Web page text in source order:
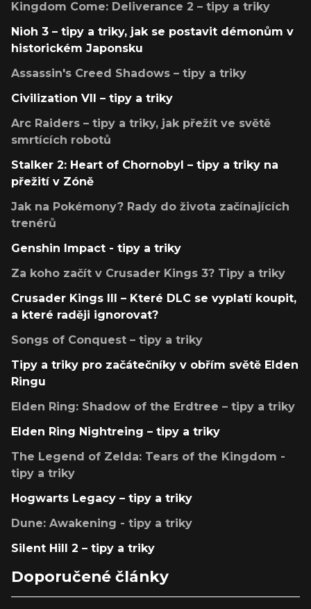
Kingdom Come: Deliverance 2 – tipy a triky
Nioh 3 – tipy a triky, jak se postavit démonům v
historickém Japonsku
Assassin's Creed Shadows – tipy a triky
Civilization VII – tipy a triky
Arc Raiders – tipy a triky, jak přežít ve světě
smrtících robotů
Stalker 2: Heart of Chornobyl – tipy a triky na
přežití v Zóně
Jak na Pokémony? Rady do života začínajících
trenérů
Genshin Impact - tipy a triky
Za koho začít v Crusader Kings 3? Tipy a triky
Crusader Kings III – Které DLC se vyplatí koupit,
a které raději ignorovat?
Songs of Conquest – tipy a triky
Tipy a triky pro začátečníky v obřím světě Elden
Ringu
Elden Ring: Shadow of the Erdtree – tipy a triky
Elden Ring Nightreing – tipy a triky
The Legend of Zelda: Tears of the Kingdom -
tipy a triky
Hogwarts Legacy – tipy a triky
Dune: Awakening - tipy a triky
Silent Hill 2 – tipy a triky
Doporučené články